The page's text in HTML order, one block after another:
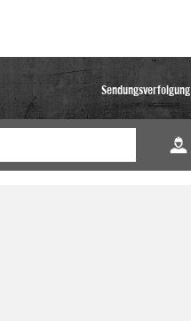
Sendungsverfolgung